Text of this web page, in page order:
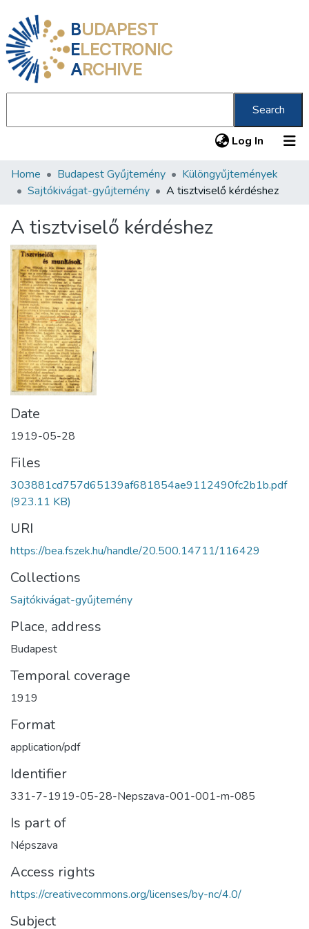
BUDAPEST
ELECTRONIC
ARCHIVE
Search
Log In (current)
Communities & Collections
Statistics
About us
Home Budapest Gyűjtemény
Különgyűjtemények
Sajtókivágat-gyűjtemény
A tisztviselő kérdéshez
A tisztviselő kérdéshez
Date
1919-05-28
Files
303881cd757d65139af681854ae9112490fc2b1b.pdf
(923.11 KB)
URI
https://bea.fszek.hu/handle/20.500.14711/116429
Collections
Sajtókivágat-gyűjtemény
Place, address
Budapest
Temporal coverage
1919
Format
application/pdf
Identifier
331-7-1919-05-28-Nepszava-001-001-m-085
Is part of
Népszava
Access rights
https://creativecommons.org/licenses/by-nc/4.0/
Subject